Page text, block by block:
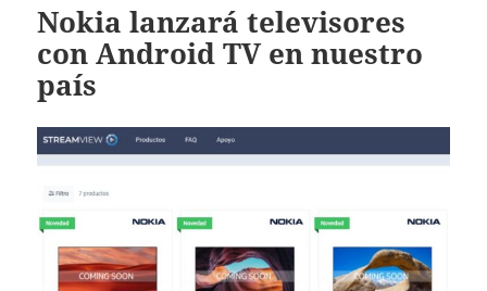
Nokia lanzará televisores
con Android TV en nuestro
país